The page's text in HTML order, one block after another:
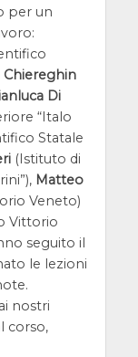
per un
Chiereghin
Di
“Italo
Statale
(Istituto di
Matteo
Veneto)
Vittorio
seguito il
le lezioni
nostri
corso,